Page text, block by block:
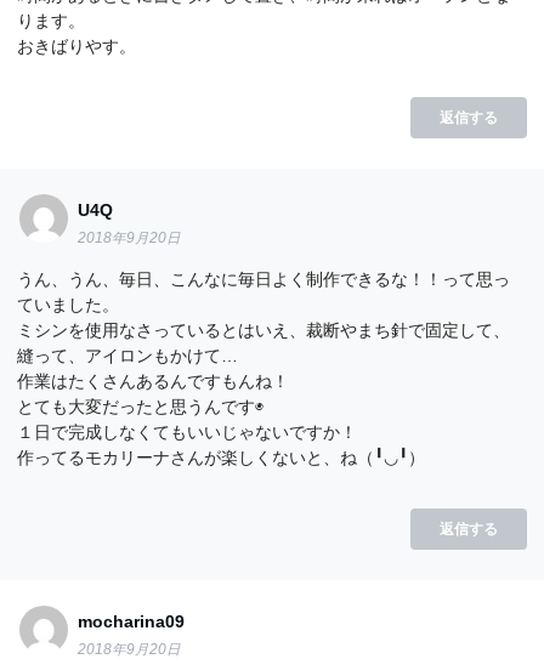
ります。
おきばりやす。
返信する
U4Q
2018年9月20日
うん、うん、毎日、こんなに毎日よく制作できるな！！って思っ
ていました。
ミシンを使用なさっているとはいえ、裁断やまち針で固定して、
縫って、アイロンもかけて…
作業はたくさんあるんですもんね！
とても大変だったと思うんです◉
１日で完成しなくてもいいじゃないですか！
作ってるモカリーナさんが楽しくないと、ね（╹◡╹）
返信する
mocharina09
2018年9月20日